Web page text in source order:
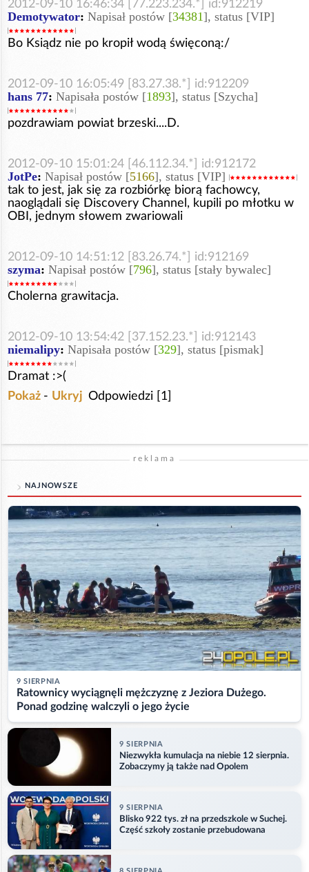
2012-09-10 16:46:34 [77.223.234.*] id:912219
Demotywator: Napisał postów [34381], status [VIP]
Bo Ksiądz nie po kropił wodą święconą:/
2012-09-10 16:05:49 [83.27.38.*] id:912209
hans 77: Napisała postów [1893], status [Szycha]
pozdrawiam powiat brzeski....D.
2012-09-10 15:01:24 [46.112.34.*] id:912172
JotPe: Napisał postów [5166], status [VIP]
tak to jest, jak się za rozbiórkę biorą fachowcy,
naoglądali się Discovery Channel, kupili po młotku w
OBI, jednym słowem zwariowali
2012-09-10 14:51:12 [83.26.74.*] id:912169
szyma: Napisał postów [796], status [stały bywalec]
Cholerna grawitacja.
2012-09-10 13:54:42 [37.152.23.*] id:912143
niemalipy: Napisała postów [329], status [pismak]
Dramat :>(
Pokaż - Ukryj Odpowiedzi [1]
reklama
NAJNOWSZE
9 SIERPNIA
Ratownicy wyciągnęli mężczyznę z Jeziora Dużego.
Ponad godzinę walczyli o jego życie
9 SIERPNIA
Niezwykła kumulacja na niebie 12 sierpnia.
Zobaczymy ją także nad Opolem
9 SIERPNIA
Blisko 922 tys. zł na przedszkole w Suchej.
Część szkoły zostanie przebudowana